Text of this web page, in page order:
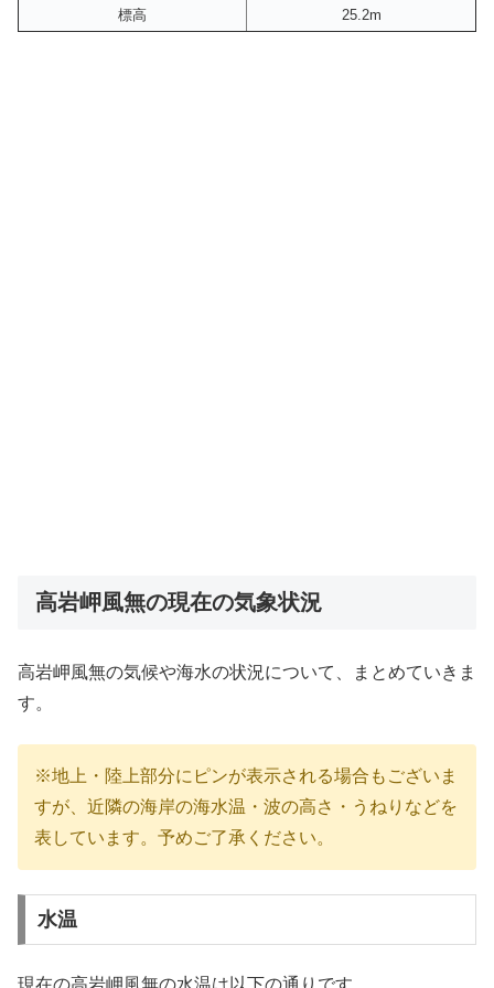
標高
25.2m
高岩岬風無の現在の気象状況
高岩岬風無の気候や海水の状況について、まとめていきま
す。
※地上・陸上部分にピンが表示される場合もございま
すが、近隣の海岸の海水温・波の高さ・うねりなどを
表しています。予めご了承ください。
水温